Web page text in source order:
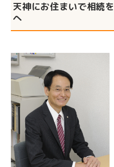
天神にお住まいで相続
へ